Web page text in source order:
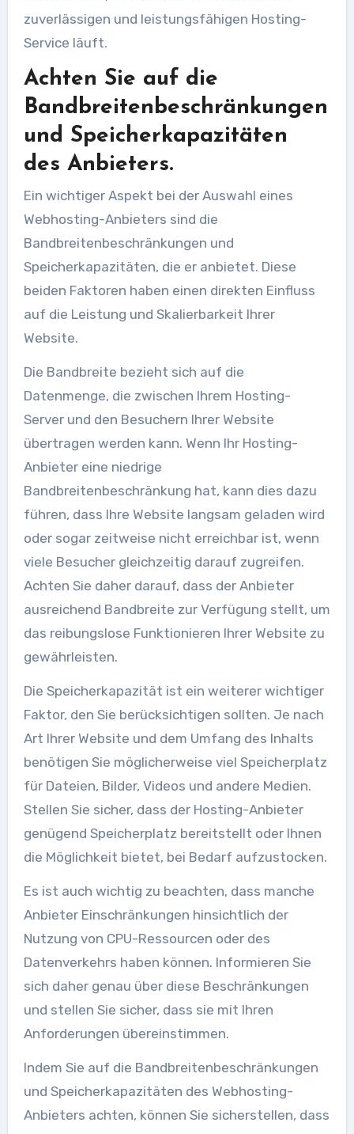
zuverlässigen und leistungsfähigen Hosting-
Service läuft.
Achten Sie auf die
Bandbreitenbeschränkungen
und Speicherkapazitäten
des Anbieters.
Ein wichtiger Aspekt bei der Auswahl eines
Webhosting-Anbieters sind die
Bandbreitenbeschränkungen und
Speicherkapazitäten, die er anbietet. Diese
beiden Faktoren haben einen direkten Einfluss
auf die Leistung und Skalierbarkeit Ihrer
Website.
Die Bandbreite bezieht sich auf die
Datenmenge, die zwischen Ihrem Hosting-
Server und den Besuchern Ihrer Website
übertragen werden kann. Wenn Ihr Hosting-
Anbieter eine niedrige
Bandbreitenbeschränkung hat, kann dies dazu
führen, dass Ihre Website langsam geladen wird
oder sogar zeitweise nicht erreichbar ist, wenn
viele Besucher gleichzeitig darauf zugreifen.
Achten Sie daher darauf, dass der Anbieter
ausreichend Bandbreite zur Verfügung stellt, um
das reibungslose Funktionieren Ihrer Website zu
gewährleisten.
Die Speicherkapazität ist ein weiterer wichtiger
Faktor, den Sie berücksichtigen sollten. Je nach
Art Ihrer Website und dem Umfang des Inhalts
benötigen Sie möglicherweise viel Speicherplatz
für Dateien, Bilder, Videos und andere Medien.
Stellen Sie sicher, dass der Hosting-Anbieter
genügend Speicherplatz bereitstellt oder Ihnen
die Möglichkeit bietet, bei Bedarf aufzustocken.
Es ist auch wichtig zu beachten, dass manche
Anbieter Einschränkungen hinsichtlich der
Nutzung von CPU-Ressourcen oder des
Datenverkehrs haben können. Informieren Sie
sich daher genau über diese Beschränkungen
und stellen Sie sicher, dass sie mit Ihren
Anforderungen übereinstimmen.
Indem Sie auf die Bandbreitenbeschränkungen
und Speicherkapazitäten des Webhosting-
Anbieters achten, können Sie sicherstellen, dass